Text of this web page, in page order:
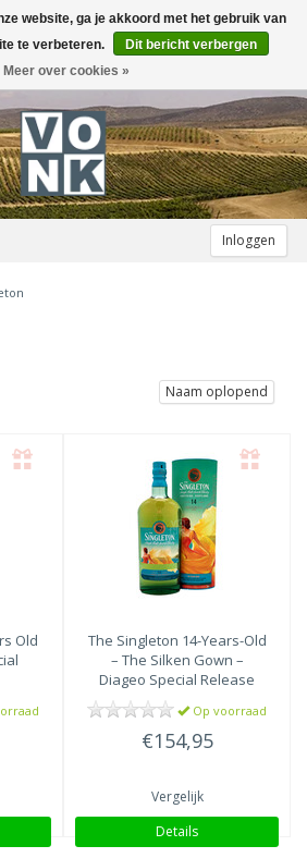
Inloggen
Naam oplopend
Old
The Singleton 14-Years-Old
– The Silken Gown –
Diageo Special Release
2023
Op voorraad
€154,95
Vergelijk
Details
website, ga je akkoord met het gebruik van
te verbeteren.
Dit bericht verbergen
Meer over cookies »